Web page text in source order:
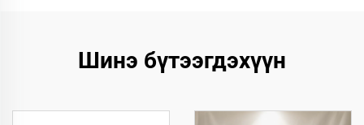
Шинэ бүтээгдэхүүн